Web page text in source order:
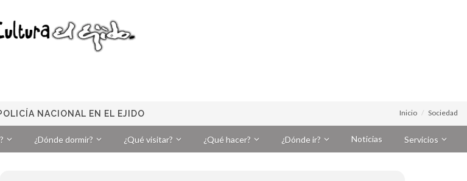
NACIONAL EN EL EJIDO Inicio Sociedad
¿Dónde dormir? ¿Qué visitar? ¿Qué hacer? ¿Dónde ir? Noticias Servicios